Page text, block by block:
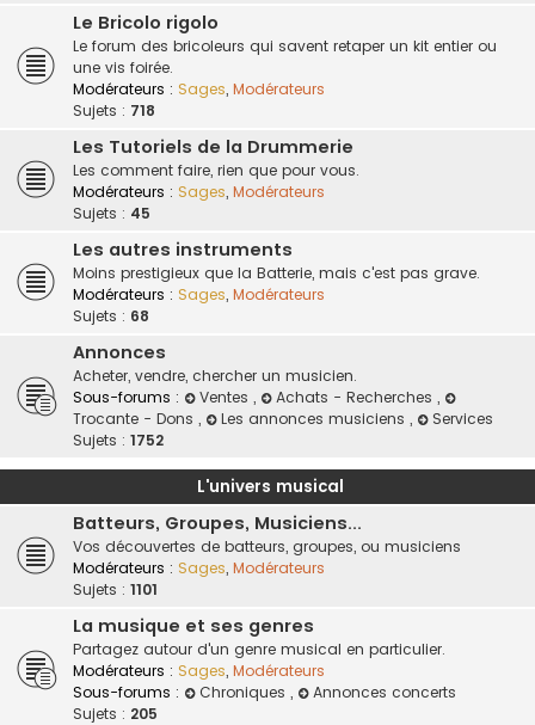
Le Bricolo rigolo
Le forum des bricoleurs qui savent retaper un kit entier ou
une vis foirée.
Modérateurs : Sages, Modérateurs
Sujets : 718
Les Tutoriels de la Drummerie
Les comment faire, rien que pour vous.
Modérateurs : Sages, Modérateurs
Sujets : 45
Les autres instruments
Moins prestigieux que la Batterie, mais c'est pas grave.
Modérateurs : Sages, Modérateurs
Sujets : 68
Annonces
Acheter, vendre, chercher un musicien.
Sous-forums :
Ventes , Achats - Recherches ,
Trocante - Dons , Les annonces musiciens ,
Services
Sujets : 1752
L'univers musical
Batteurs, Groupes, Musiciens...
Vos découvertes de batteurs, groupes, ou musiciens
Modérateurs : Sages, Modérateurs
Sujets : 1101
La musique et ses genres
Partagez autour d'un genre musical en particulier.
Modérateurs : Sages, Modérateurs
Sous-forums :
Chroniques ,
Annonces concerts
Sujets : 205